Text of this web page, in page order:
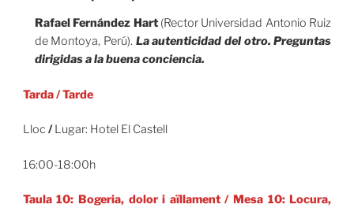
Rafael Fernández Hart(Rector Universidad Antonio Ruiz
de Montoya, Perú). La autenticidad del otro. Preguntas
dirigidas a la buena conciencia.
Tarda/Tarde
Lloc/Lugar: Hotel El Castell
16:00-18:00h
Taula 10: Bogeria, dolor i aïllament/Mesa 10: Locura,